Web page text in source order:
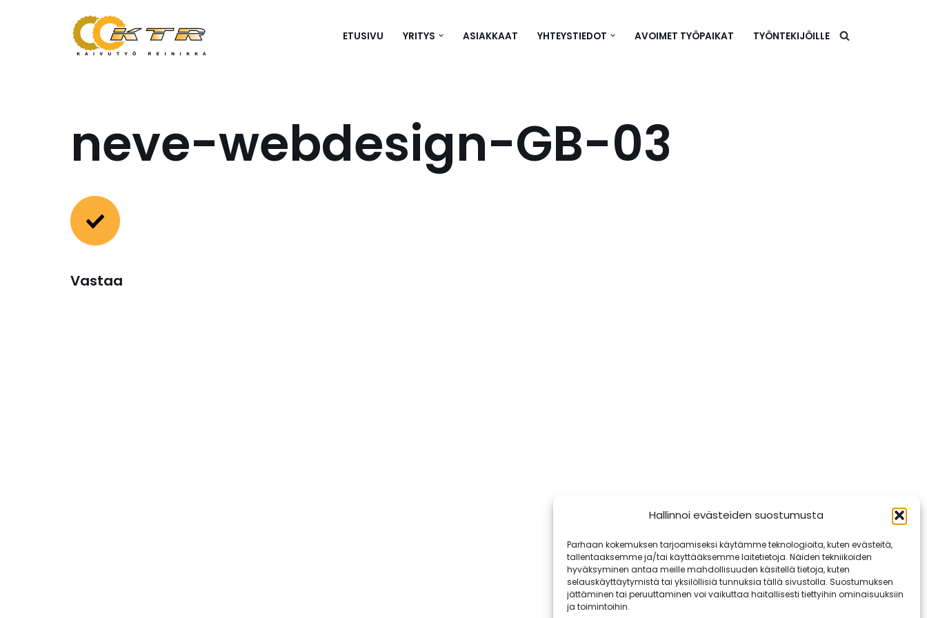
Hallinnoi evästeiden suostumusta
Parhaan kokemuksen tarjoamiseksi käytämme teknologioita, kuten evästeitä,
tallentaaksemme ja/tai käyttääksemme laitetietoja. Näiden tekniikoiden
hyväksyminen antaa meille mahdollisuuden käsitellä tietoja, kuten
selauskäyttäytymistä tai yksilöllisiä tunnuksia tällä sivustolla. Suostumuksen
jättäminen tai peruuttaminen voi vaikuttaa haitallisesti tiettyihin ominaisuuksiin
ja toimintoihin.
ETUSIVU YRITYS ASIAKKAAT YHTEYSTIEDOT AVOIMET TYÖPAIKAT TYÖNTEKIJÖILLE
neve-webdesign-GB-03
Vastaa